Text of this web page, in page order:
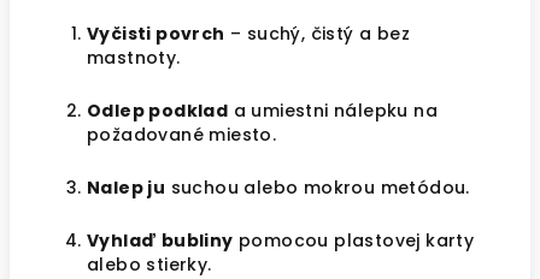
Vyčisti povrch – suchý, čistý a bez
mastnoty.
Odlep podklad a umiestni nálepku na
požadované miesto.
Nalep ju suchou alebo mokrou metódou.
Vyhlaď bubliny pomocou plastovej karty
alebo stierky.